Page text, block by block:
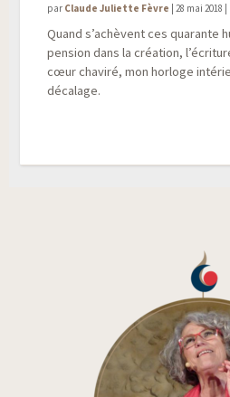
par Claude Juliette Fèvre |28 mai 2018 |
Quand s’achèvent ces qua­rante
pen­sion dans la créa­tion,
cœur cha­vi­ré, mon hor­loge
décalage.